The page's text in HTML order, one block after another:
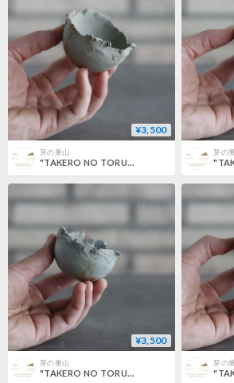
¥3,500
芽の巣山
"TAKERO NO TORUKO" / CHIGIRI / マメ (2号) no.802/211
芽の
¥3,500
芽の巣山 芽の